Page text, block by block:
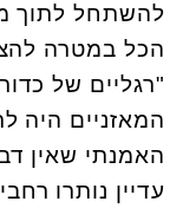
להשתחל לתוך
הכל במטרה
"רגליים של
המאזניים היה
האמנתי שאין
עדיין נותרו